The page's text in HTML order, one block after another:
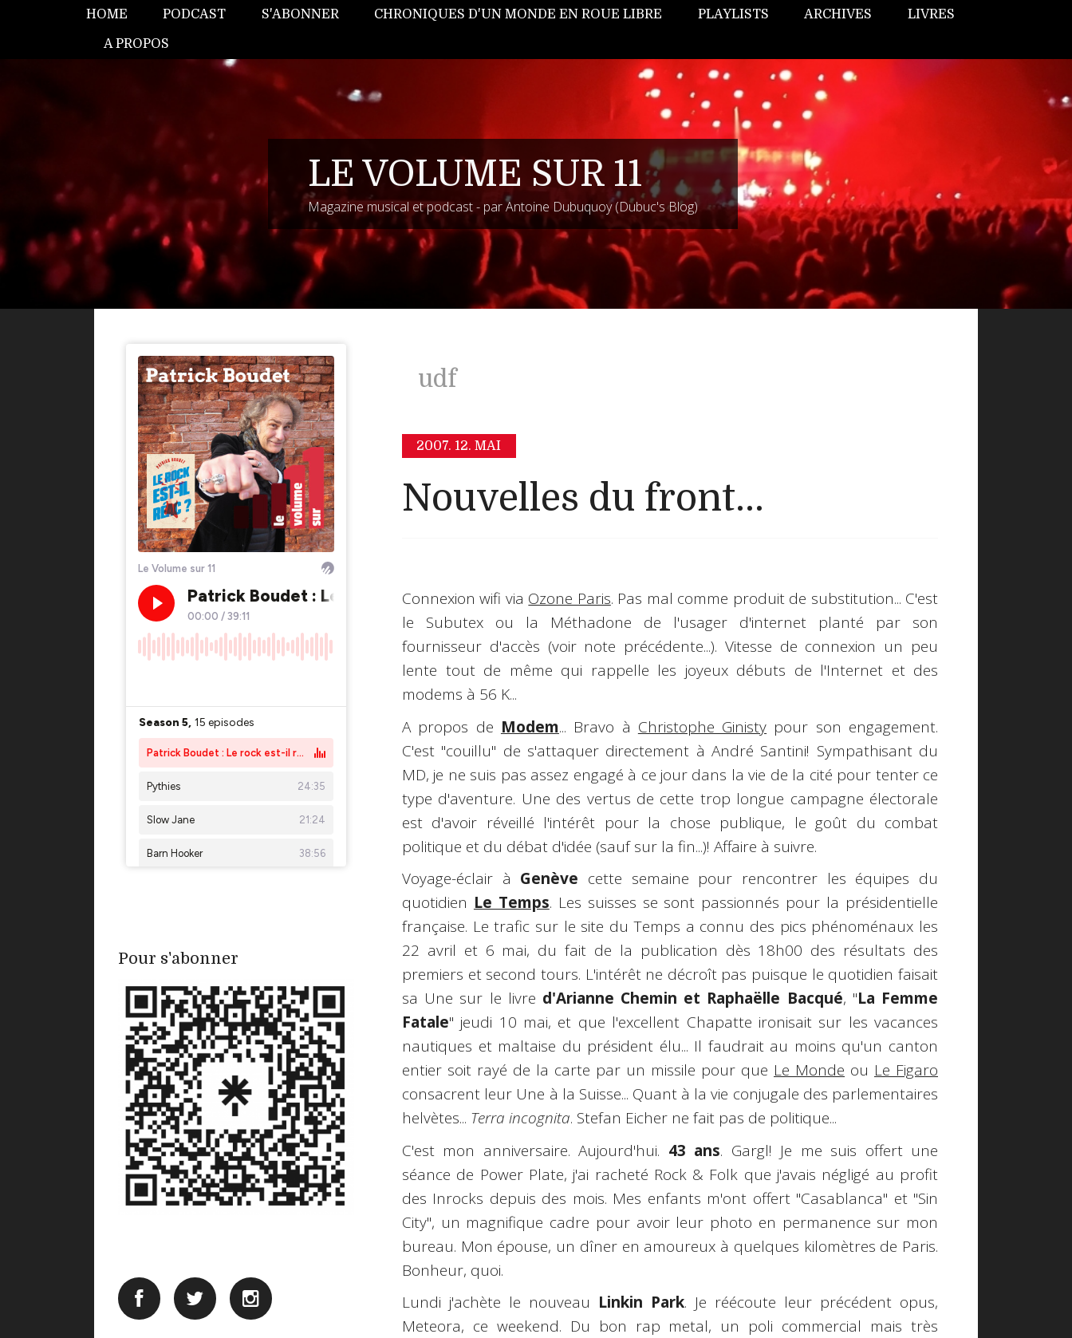
HOME PODCAST S'ABONNER CHRONIQUES D'UN MONDE EN ROUE LIBRE PLAYLISTS ARCHIVES LIVRES
A PROPOS
LE VOLUME SUR 11
Magazine musical et podcast - par Antoine Dubuquoy (Dubuc's Blog)
Pour s'abonner
udf
2007. 12. MAI
Nouvelles du front...
Connexion wifi via Ozone Paris. Pas mal comme produit de substitution... C'est
le Subutex ou la Méthadone de l'usager d'internet planté par son
fournisseur d'accès (voir note précédente...). Vitesse de connexion un peu
lente tout de même qui rappelle les joyeux débuts de l'Internet et des
modems à 56 K...
A propos de Modem... Bravo à Christophe Ginisty pour son engagement.
C'est "couillu" de s'attaquer directement à André Santini! Sympathisant du
MD, je ne suis pas assez engagé à ce jour dans la vie de la cité pour tenter ce
type d'aventure. Une des vertus de cette trop longue campagne électorale
est d'avoir réveillé l'intérêt pour la chose publique, le goût du combat
politique et du débat d'idée (sauf sur la fin...)! Affaire à suivre.
Voyage-éclair à Genève cette semaine pour rencontrer les équipes du
quotidien Le Temps. Les suisses se sont passionnés pour la présidentielle
française. Le trafic sur le site du Temps a connu des pics phénoménaux les
22 avril et 6 mai, du fait de la publication dès 18h00 des résultats des
premiers et second tours. L'intérêt ne décroît pas puisque le quotidien faisait
sa Une sur le livre d'Arianne Chemin et Raphaëlle Bacqué, "La Femme
Fatale" jeudi 10 mai, et que l'excellent Chapatte ironisait sur les vacances
nautiques et maltaise du président élu... Il faudrait au moins qu'un canton
entier soit rayé de la carte par un missile pour que Le Monde ou Le Figaro
consacrent leur Une à la Suisse... Quant à la vie conjugale des parlementaires
helvètes... Terra incognita. Stefan Eicher ne fait pas de politique...
C'est mon anniversaire. Aujourd'hui. 43 ans. Gargl! Je me suis offert une
séance de Power Plate, j'ai racheté Rock & Folk que j'avais négligé au profit
des Inrocks depuis des mois. Mes enfants m'ont offert "Casablanca" et "Sin
City", un magnifique cadre pour avoir leur photo en permanence sur mon
bureau. Mon épouse, un dîner en amoureux à quelques kilomètres de Paris.
Bonheur, quoi.
Lundi j'achète le nouveau Linkin Park. Je réécoute leur précédent opus,
Meteora, ce weekend. Du bon rap metal, un poli commercial mais très